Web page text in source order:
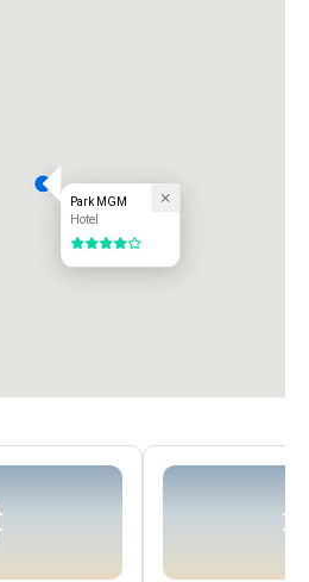
Park MGM
Hotel
4 van 5